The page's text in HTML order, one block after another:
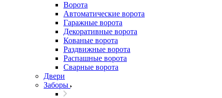
Ворота
Автоматические ворота
Гаражные ворота
Декоративные ворота
Кованые ворота
Раздвижные ворота
Распашные ворота
Сварные ворота
Двери
Заборы